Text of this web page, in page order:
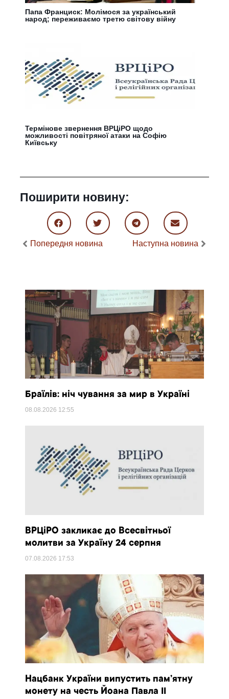
Папа Франциск: Молімося за український
народ; переживаємо третю світову війну
Термінове звернення ВРЦіРО щодо
можливості повітряної атаки на Софію
Київську
Поширити новину:
Попередня новина Наступна новина
Браїлів: ніч чування за мир в Україні
08.08.2026 12:55
ВРЦіРО закликає до Всесвітньої
молитви за Україну 24 серпня
07.08.2026 17:53
Нацбанк України випустить пам’ятну
монету на честь Йоана Павла II